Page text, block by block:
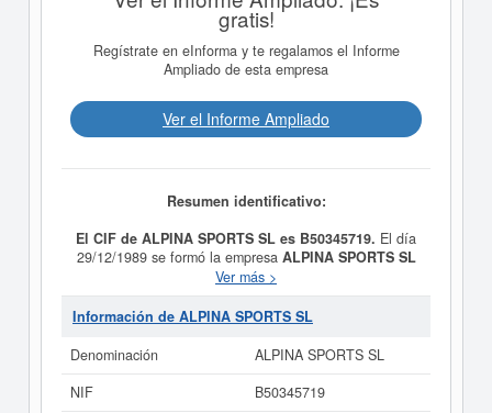
gratis!
Regístrate en eInforma y te regalamos el Informe
Ampliado de esta empresa
Ver el Informe Ampliado
Resumen identificativo:
El CIF de ALPINA SPORTS SL es B50345719. El día
29/12/1989 se formó la empresa ALPINA SPORTS SL
con la finalidad de COMERCIO DE ARTICULOS DE
DEPORTE DE VIAJES Y ARMAS DE FUEGO.. Está
dentro de la categoría CNAE 4649 - Comercio al por
ALPINA SPORTS SL
se encuentra en la clasificación
contabiliza un total de 198 consultas. La última
Ver más >
Información de ALPINA SPORTS SL
Denominación
ALPINA SPORTS SL
NIF
B50345719